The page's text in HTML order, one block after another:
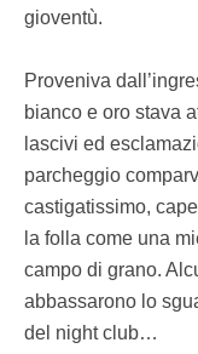
gioventù.
Proveniva
bianco e oro stava
lascivi ed
parcheggio
castigatissimo,
la folla come una
campo di grano.
abbassarono lo
del night club…